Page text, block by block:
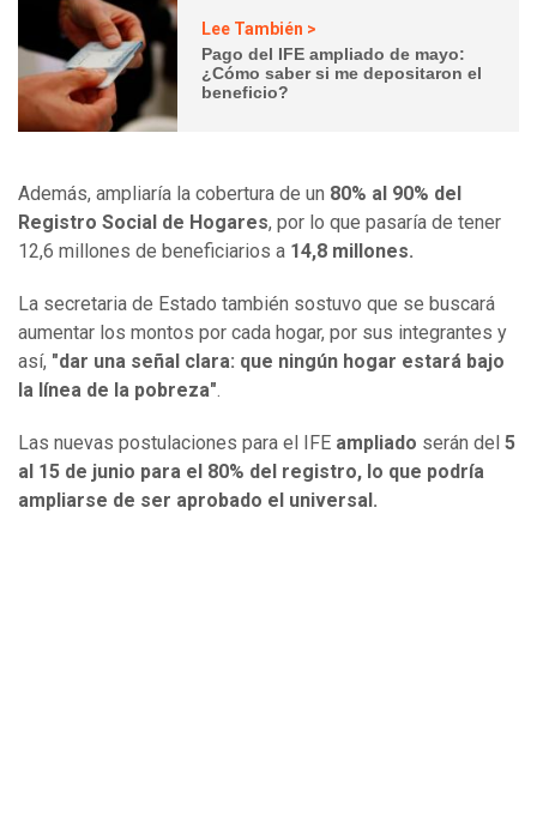
Lee También >
Pago del IFE ampliado de mayo:
¿Cómo saber si me depositaron el
beneficio?
Además, ampliaría la cobertura de un 80% al 90% del
Registro Social de Hogares, por lo que pasaría de tener
12,6 millones de beneficiarios a 14,8 millones.
La secretaria de Estado también sostuvo que se buscará
aumentar los montos por cada hogar, por sus integrantes y
así, "dar una señal clara: que ningún hogar estará bajo
la línea de la pobreza".
Las nuevas postulaciones para el IFE ampliado serán del 5
al 15 de junio para el 80% del registro, lo que podría
ampliarse de ser aprobado el universal.